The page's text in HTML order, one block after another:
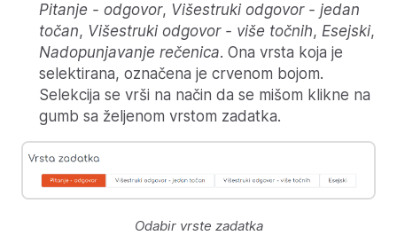
Pitanje - odgovor, Višestruki odgovor - jedan
točan, Višestruki odgovor - više točnih, Esejski,
Nadopunjavanje rečenica. Ona vrsta koja je
selektirana, označena je crvenom bojom.
Selekcija se vrši na način da se mišom klikne na
gumb sa željenom vrstom zadatka.
Odabir vrste zadatka